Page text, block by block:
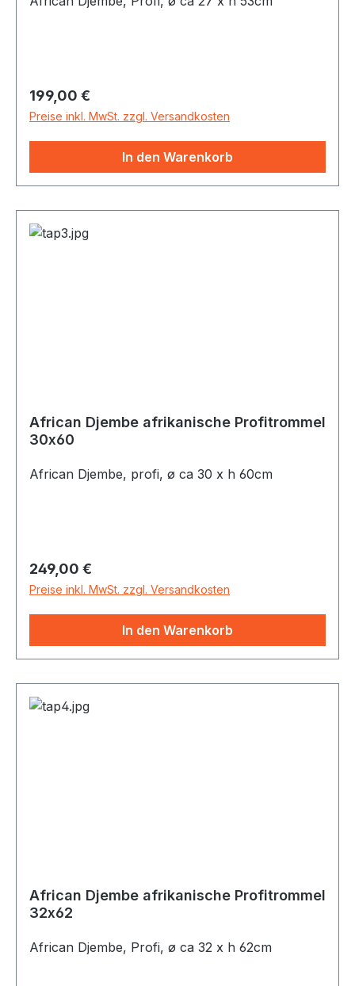
Regulärer Preis:
199,00 €
Preise inkl. MwSt. zzgl. Versandkosten
In den Warenkorb
African Djembe afrikanische Profitrommel
30x60
African Djembe, profi, ø ca 30 x h 60cm
Regulärer Preis:
249,00 €
Preise inkl. MwSt. zzgl. Versandkosten
In den Warenkorb
African Djembe afrikanische Profitrommel
32x62
African Djembe, Profi, ø ca 32 x h 62cm